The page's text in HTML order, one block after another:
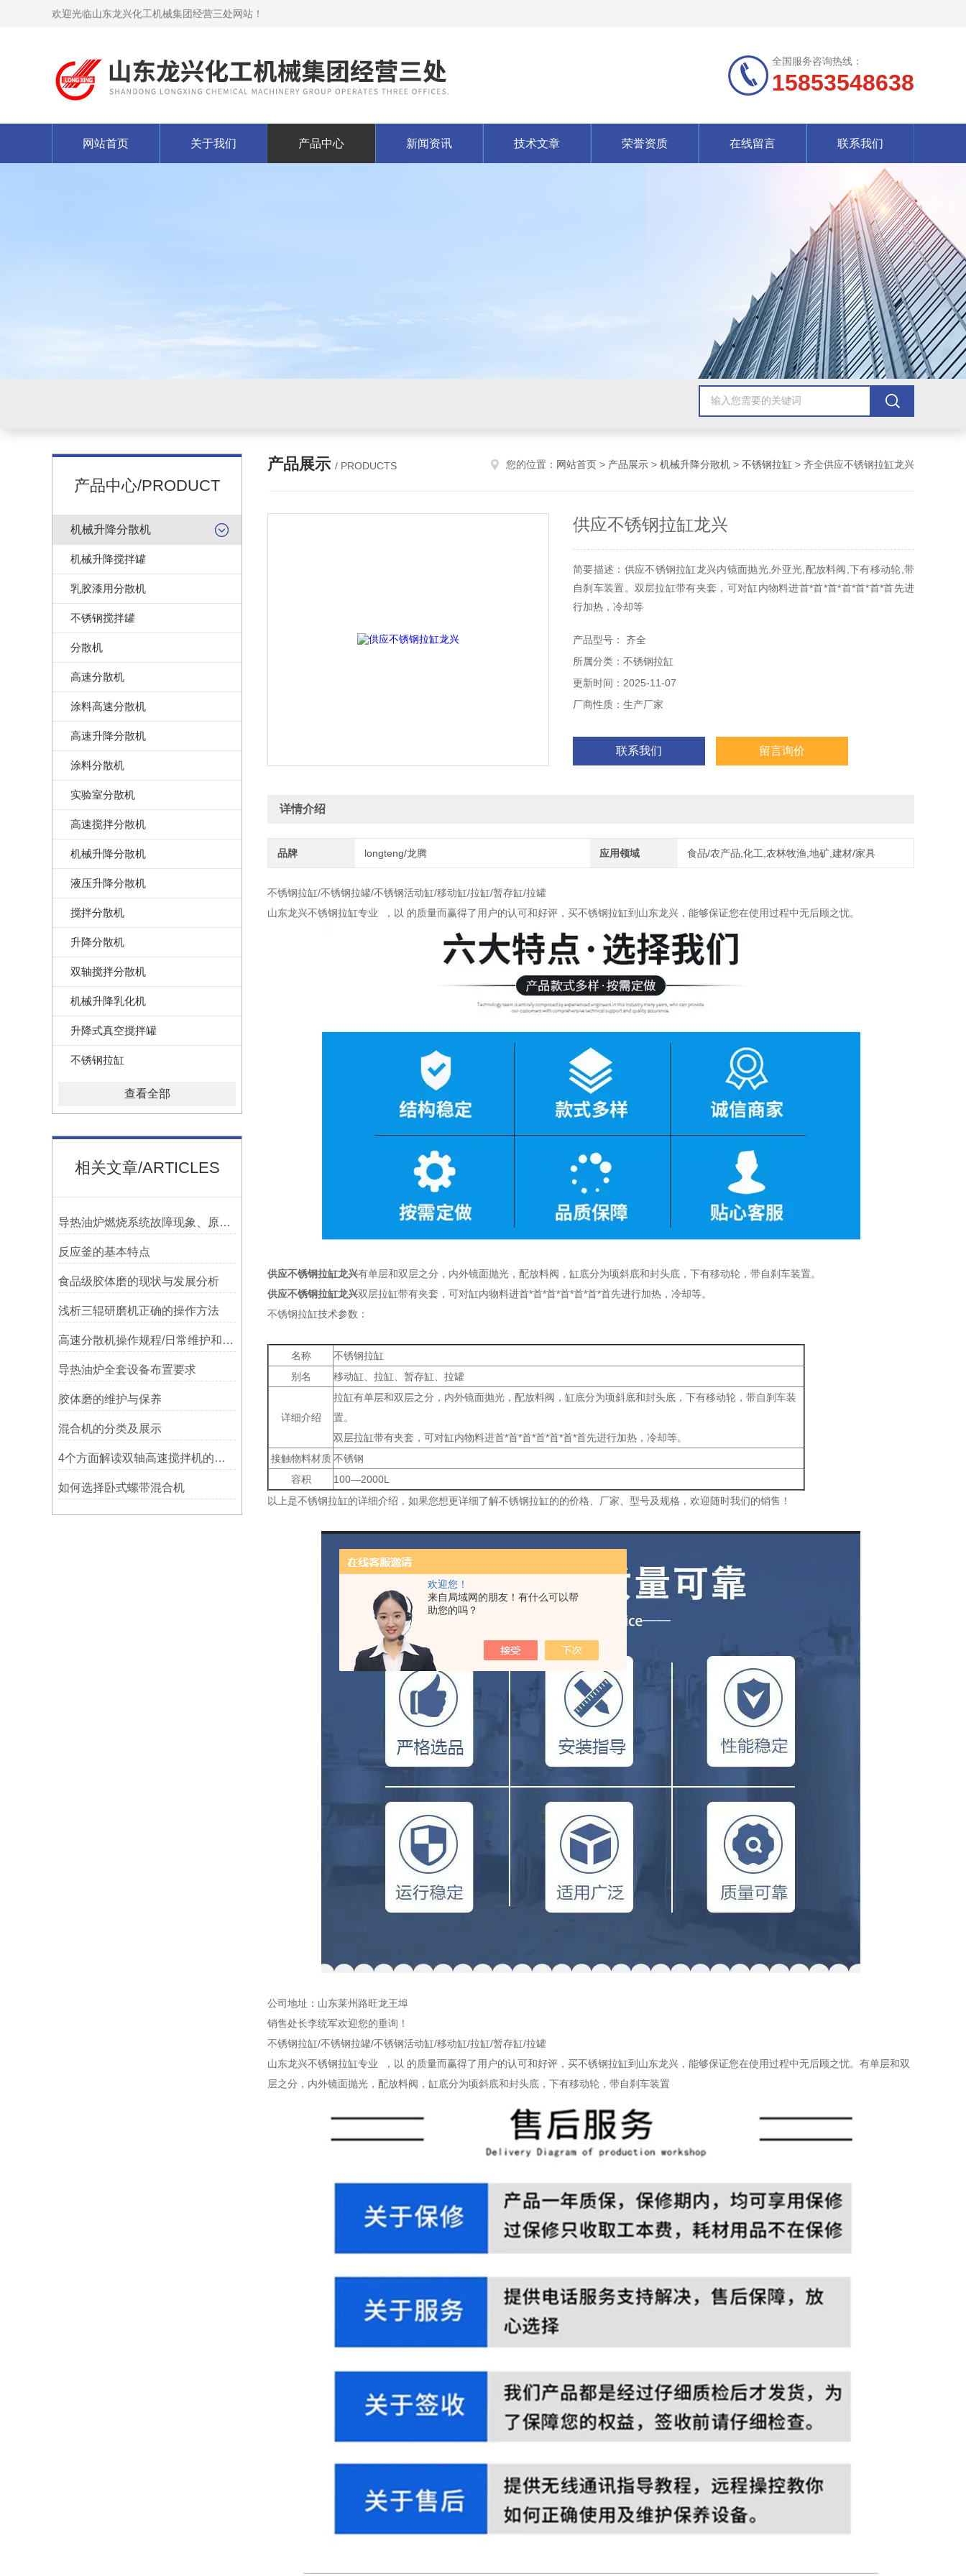
欢迎您！
来自局域网的朋友！有什么可以帮
助您的吗？
欢迎光临山东龙兴化工机械集团经营三处网站！
全国服务咨询热线：
15853548638
网站首页 关于我们 产品中心 新闻资讯 技术文章 荣誉资质 在线留言 联系我们
产品中心/PRODUCT
机械升降分散机
机械升降搅拌罐
乳胶漆用分散机
不锈钢搅拌罐
分散机
高速分散机
涂料高速分散机
高速升降分散机
涂料分散机
实验室分散机
高速搅拌分散机
机械升降分散机
液压升降分散机
搅拌分散机
升降分散机
双轴搅拌分散机
机械升降乳化机
升降式真空搅拌罐
不锈钢拉缸
查看全部
相关文章/ARTICLES
导热油炉燃烧系统故障现象、原因以及拍排除方法简介
反应釜的基本特点
食品级胶体磨的现状与发展分析
浅析三辊研磨机正确的操作方法
高速分散机操作规程/日常维护和保养
导热油炉全套设备布置要求
胶体磨的维护与保养
混合机的分类及展示
4个方面解读双轴高速搅拌机的结构和性能
如何选择卧式螺带混合机
产品展示 / PRODUCTS 您的位置： 网站首页 > 产品展示 > 机械升降分散机 > 不锈钢拉缸 > 齐全供应不锈钢拉缸龙兴
供应不锈钢拉缸龙兴
简要描述：供应不锈钢拉缸龙兴内镜面抛光,外亚光,配放料阀,下有移动轮,带
自刹车装置。双层拉缸带有夹套，可对缸内物料进首*首*首*首*首*首*首先进
行加热，冷却等
产品型号： 齐全
所属分类：不锈钢拉缸
更新时间：2025-11-07
厂商性质：生产厂家
联系我们 留言询价
详情介绍
品牌 longteng/龙腾 应用领域 食品/农产品,化工,农林牧渔,地矿,建材/家具
不锈钢拉缸/不锈钢拉罐/不锈钢活动缸/移动缸/拉缸/暂存缸/拉罐
山东龙兴不锈钢拉缸专业 ，以 的质量而赢得了用户的认可和好评，买不锈钢拉缸到山东龙兴，能够保证您在使用过程中无后顾之忧。
供应不锈钢拉缸龙兴有单层和双层之分，内外镜面抛光，配放料阀，缸底分为顷斜底和封头底，下有移动轮，带自刹车装置。
供应不锈钢拉缸龙兴双层拉缸带有夹套，可对缸内物料进首*首*首*首*首*首*首先进行加热，冷却等。
不锈钢拉缸技术参数：
名称
不锈钢拉缸
别名
移动缸、拉缸、暂存缸、拉罐
详细介绍
拉缸有单层和双层之分，内外镜面抛光，配放料阀，缸底分为顷斜底和封头底，下有移动轮，带自刹车装
置。
双层拉缸带有夹套，可对缸内物料进首*首*首*首*首*首*首先进行加热，冷却等。
接触物料材质 不锈钢
容积
100—2000L
以上是不锈钢拉缸的详细介绍，如果您想更详细了解不锈钢拉缸的的价格、厂家、型号及规格，欢迎随时我们的销售！
公司地址：山东莱州路旺龙王埠
销售处长李统军欢迎您的垂询！
不锈钢拉缸/不锈钢拉罐/不锈钢活动缸/移动缸/拉缸/暂存缸/拉罐
山东龙兴不锈钢拉缸专业 ，以 的质量而赢得了用户的认可和好评，买不锈钢拉缸到山东龙兴，能够保证您在使用过程中无后顾之忧。有单层和双
层之分，内外镜面抛光，配放料阀，缸底分为顷斜底和封头底，下有移动轮，带自刹车装置